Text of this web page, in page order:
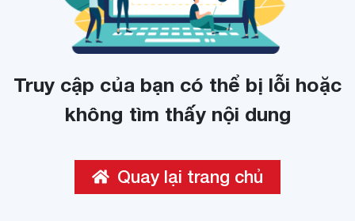
Truy cập của bạn có thể bị lỗi hoặc
không tìm thấy nội dung
Quay lại trang chủ